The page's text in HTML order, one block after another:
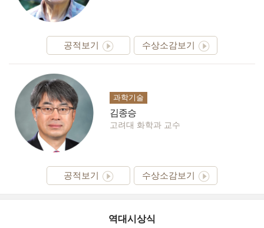
공적보기 수상소감보기
과학기술
김종승
고려대 화학과 교수
공적보기 수상소감보기
역대시상식